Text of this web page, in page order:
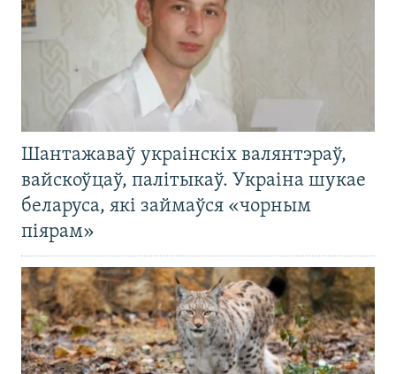
Шантажаваў украінскіх валянтэраў,
вайскоўцаў, палітыкаў. Украіна шукае
беларуса, які займаўся «чорным
піярам»